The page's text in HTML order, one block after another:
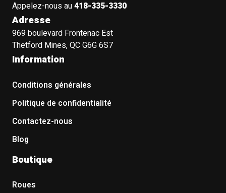
Appelez-nous au418-335-3330
Adresse
969 boulevard Frontenac Est
Thetford Mines, QC G6G 6S7
Information
Conditions générales
Politique de confidentialité
Contactez-nous
Blog
Boutique
Roues